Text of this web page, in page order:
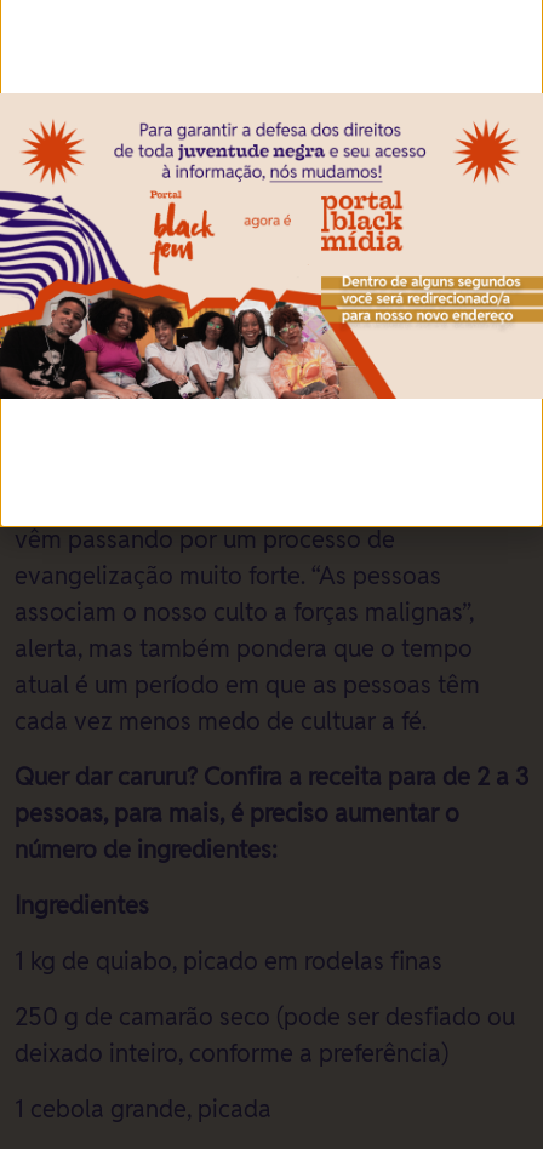
farmacêuticos, São Cosme e Damião são
invocados em orações para a cura de doenças.
Intolerância religiosa
No Brasil e na Bahia, as igrejas neopentecostais
têm se feito cada vez mais presentes,
especialmente nas regiões periféricas. Em
2012, Salvador foi declarada a quarta cidade
do país em número de evangélicos. Dai Costa
vêm passando por um processo de
evangelização muito forte. “As pessoas
associam o nosso culto a forças malignas”,
alerta, mas também pondera que o tempo
atual é um período em que as pessoas têm
cada vez menos medo de cultuar a fé.
Quer dar caruru? Confira a receita para de 2 a 3
pessoas, para mais, é preciso aumentar o
número de ingredientes:
Ingredientes
1 kg de quiabo, picado em rodelas finas
250 g de camarão seco (pode ser desfiado ou
deixado inteiro, conforme a preferência)
1 cebola grande, picada